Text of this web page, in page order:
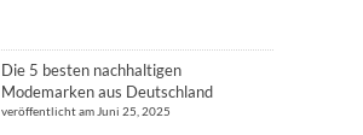
Die 5 besten nachhaltigen
Modemarken aus Deutschland
veröffentlicht am Juni 25, 2025